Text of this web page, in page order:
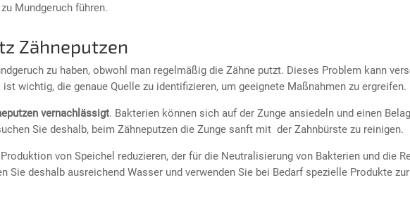
Mundgeruch führen.
Zähneputzen
zu haben, obwohl man regelmäßig die Zähne putzt. Dieses Problem kann
wichtig, die genaue Quelle zu identifizieren, um geeignete Maßnahmen zu ergreifen.
vernachlässigt. Bakterien können sich auf der Zunge ansiedeln und einen
Sie deshalb, beim Zähneputzen die Zunge sanft mit der Zahnbürste zu reinigen.
von Speichel reduzieren, der für die Neutralisierung von Bakterien und die
Sie deshalb ausreichend Wasser und verwenden Sie bei Bedarf spezielle Produkte zur